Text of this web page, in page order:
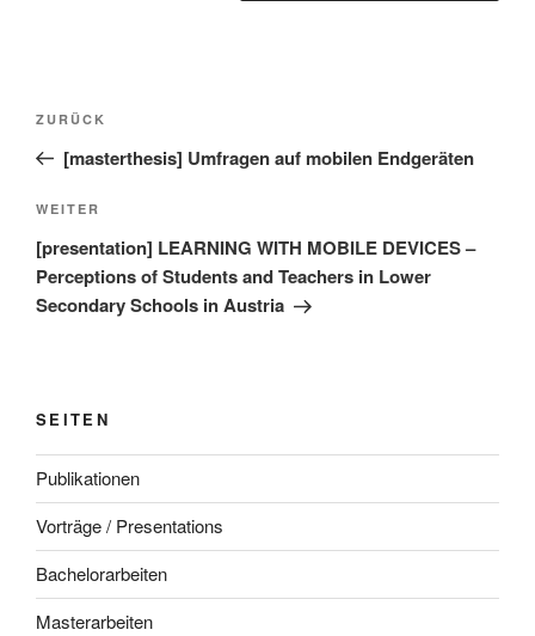
Beitragsnavigation
Vorheriger
Beitrag
ZURÜCK
[masterthesis] Umfragen auf mobilen Endgeräten
Nächster
Beitrag
WEITER
[presentation] LEARNING WITH MOBILE DEVICES –
Perceptions of Students and Teachers in Lower
Secondary Schools in Austria
SEITEN
Publikationen
Vorträge / Presentations
Bachelorarbeiten
Masterarbeiten